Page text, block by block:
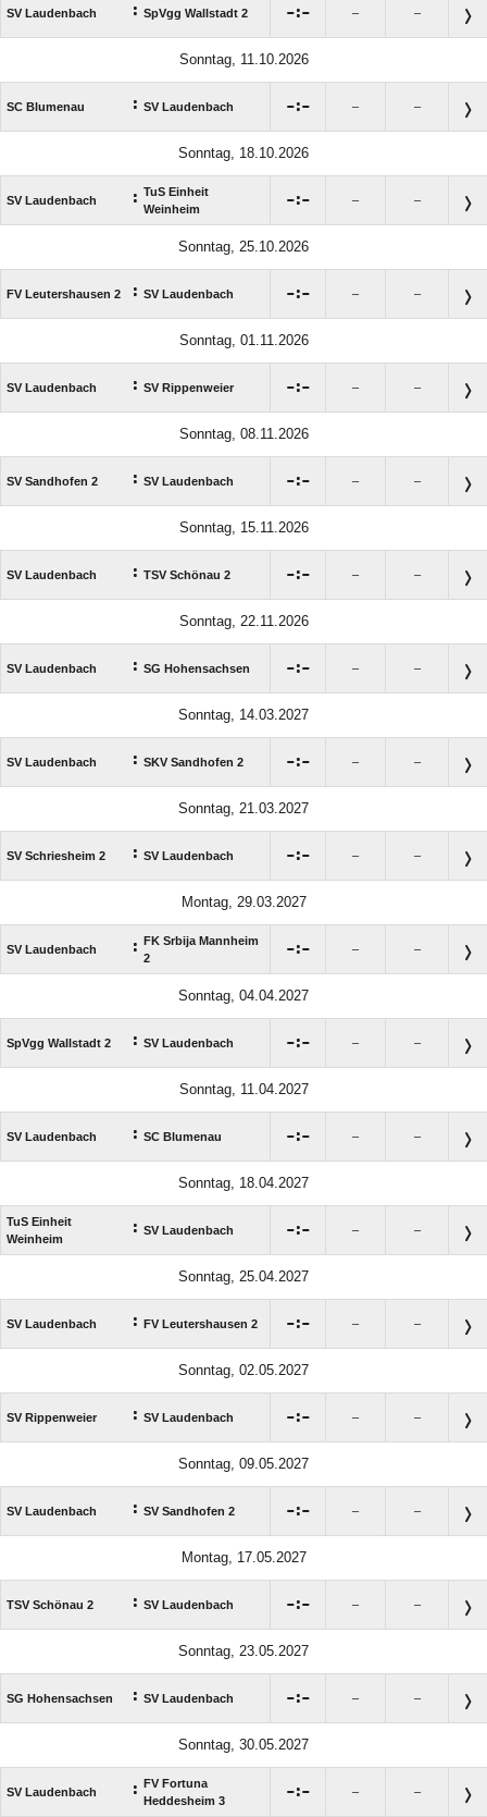
SV Laudenbach : SpVgg Wallstadt 2 : – –
Sonntag, 11.10.2026
SC Blumenau : SV Laudenbach : – –
Sonntag, 18.10.2026
SV Laudenbach : TuS Einheit
Weinheim
: – –
Sonntag, 25.10.2026
FV Leutershausen 2 : SV Laudenbach : – –
Sonntag, 01.11.2026
SV Laudenbach : SV Rippenweier : – –
Sonntag, 08.11.2026
SV Sandhofen 2 : SV Laudenbach : – –
Sonntag, 15.11.2026
SV Laudenbach : TSV Schönau 2 : – –
Sonntag, 22.11.2026
SV Laudenbach : SG Hohensachsen : – –
Sonntag, 14.03.2027
SV Laudenbach : SKV Sandhofen 2 : – –
Sonntag, 21.03.2027
SV Schriesheim 2 : SV Laudenbach : – –
Montag, 29.03.2027
SV Laudenbach : FK Srbija Mannheim
2
: – –
Sonntag, 04.04.2027
SpVgg Wallstadt 2 : SV Laudenbach : – –
Sonntag, 11.04.2027
SV Laudenbach : SC Blumenau : – –
Sonntag, 18.04.2027
TuS Einheit
Weinheim
: SV Laudenbach : – –
Sonntag, 25.04.2027
SV Laudenbach : FV Leutershausen 2 : – –
Sonntag, 02.05.2027
SV Rippenweier : SV Laudenbach : – –
Sonntag, 09.05.2027
SV Laudenbach : SV Sandhofen 2 : – –
Montag, 17.05.2027
TSV Schönau 2 : SV Laudenbach : – –
Sonntag, 23.05.2027
SG Hohensachsen : SV Laudenbach : – –
Sonntag, 30.05.2027
SV Laudenbach : FV Fortuna
Heddesheim 3
: – –